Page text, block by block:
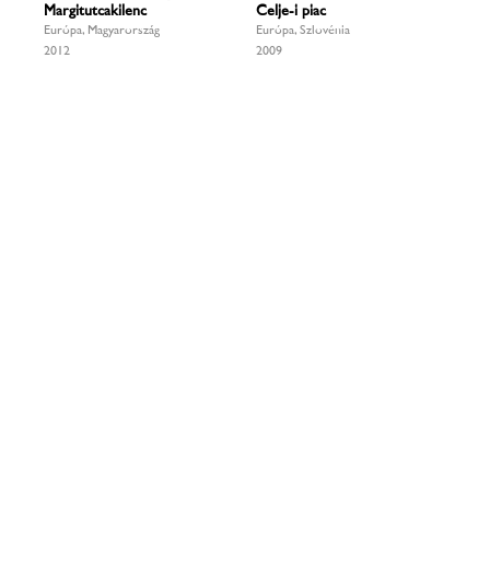
Margitutcakilenc
Európa, Magyarország
2012
Celje-i piac
Európa, Szlovénia
2009